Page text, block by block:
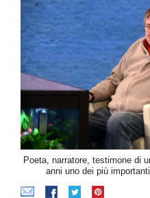
Poeta, narratore, testimone di
anni uno dei più